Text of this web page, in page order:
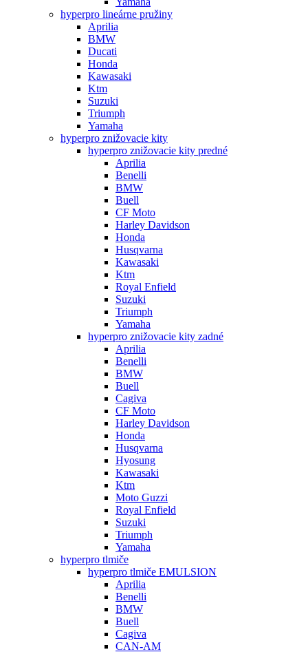
hyperpro lineárne pružiny
Aprilia
BMW
Ducati
Honda
Kawasaki
Ktm
Suzuki
Triumph
Yamaha
hyperpro znižovacie kity
hyperpro znižovacie kity predné
Aprilia
Benelli
BMW
Buell
CF Moto
Harley Davidson
Honda
Husqvarna
Kawasaki
Ktm
Royal Enfield
Suzuki
Triumph
Yamaha
hyperpro znižovacie kity zadné
Aprilia
Benelli
BMW
Buell
Cagiva
CF Moto
Harley Davidson
Honda
Husqvarna
Hyosung
Kawasaki
Ktm
Moto Guzzi
Royal Enfield
Suzuki
Triumph
Yamaha
hyperpro tlmiče
hyperpro tlmiče EMULSION
Aprilia
Benelli
BMW
Buell
Cagiva
CAN-AM